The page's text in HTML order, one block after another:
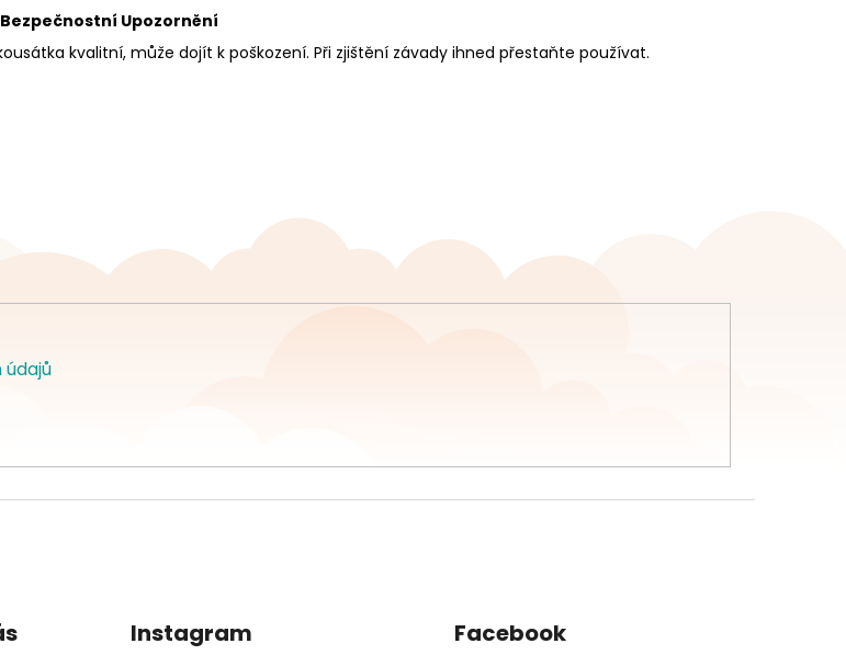
Bezpečnostní Upozornění
kvalitní, může dojít k poškození. Při zjištění závady ihned přestaňte používat.
údajů
Instagram Facebook